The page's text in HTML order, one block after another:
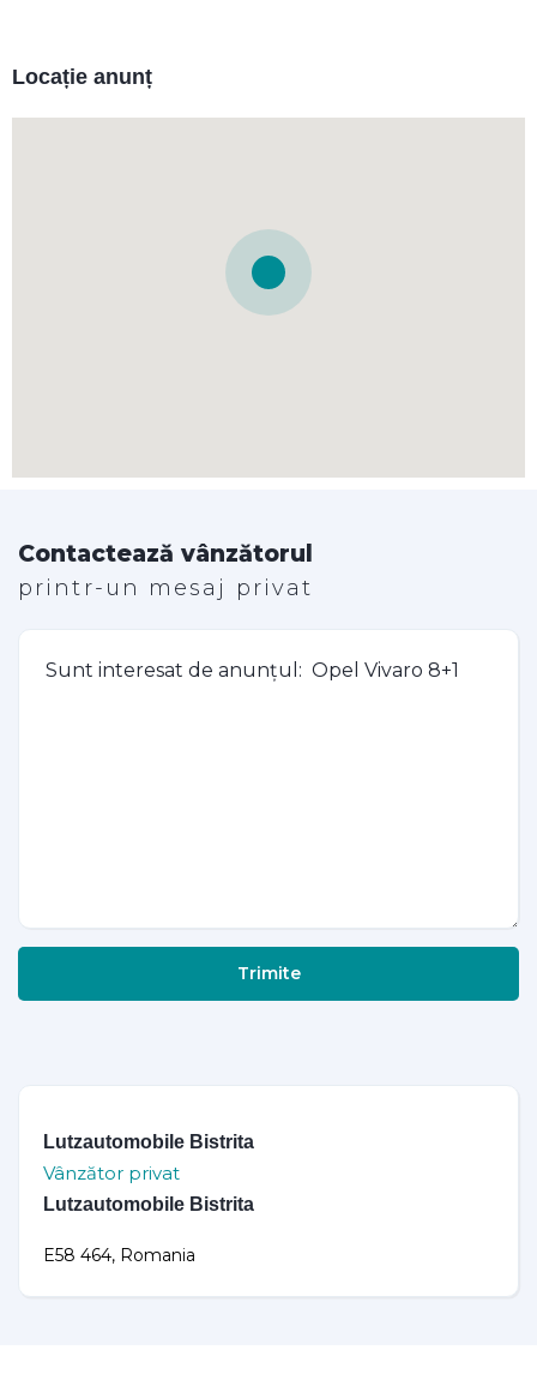
Locație anunț
Contactează vânzătorul
printr-un mesaj privat
Trimite
Lutzautomobile Bistrita
Vânzător privat
Lutzautomobile Bistrita
E58 464, Romania